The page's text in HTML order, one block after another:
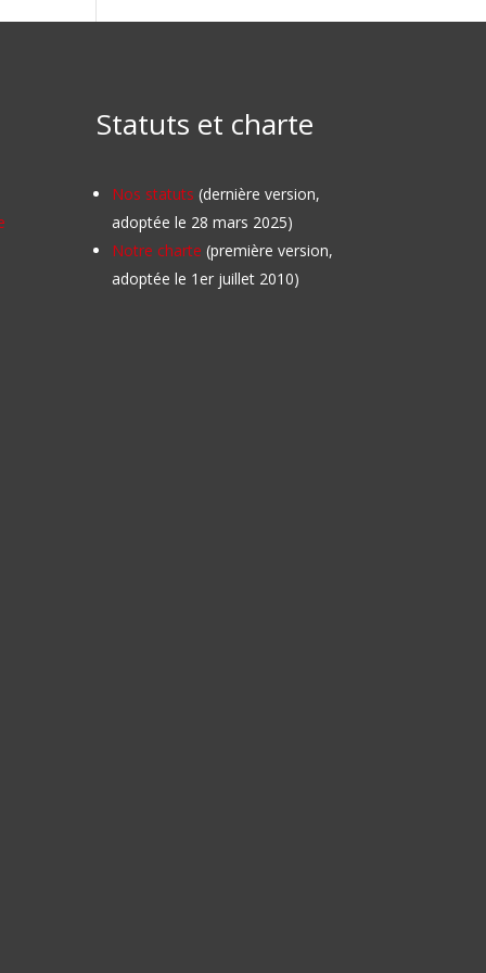
Statuts et charte
Nos statuts (dernière version,
adoptée le 28 mars 2025)
Notre charte (première version,
adoptée le 1er juillet 2010)